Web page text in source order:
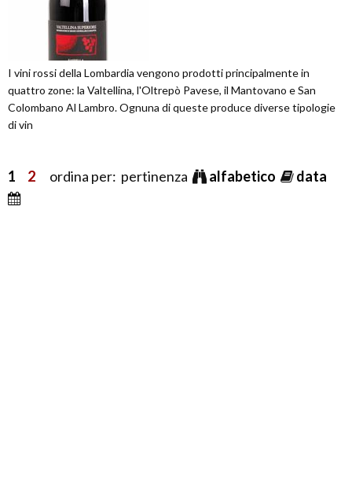
I vini rossi della Lombardia vengono prodotti principalmente in
quattro zone: la Valtellina, l'Oltrepò Pavese, il Mantovano e San
Colombano Al Lambro. Ognuna di queste produce diverse tipologie
di vin
1 2 ordina per: pertinenza alfabetico data